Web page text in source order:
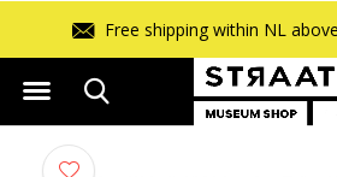
Free shipping within NL